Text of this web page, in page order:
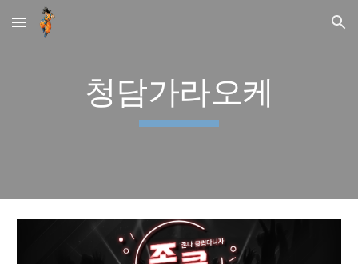
Skip to main content Skip to navigation
청담가라오케